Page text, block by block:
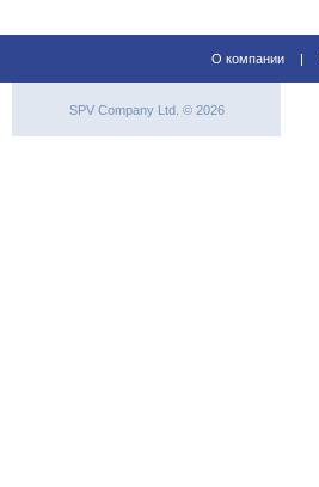
О компании |
SPV Company Ltd. © 2026